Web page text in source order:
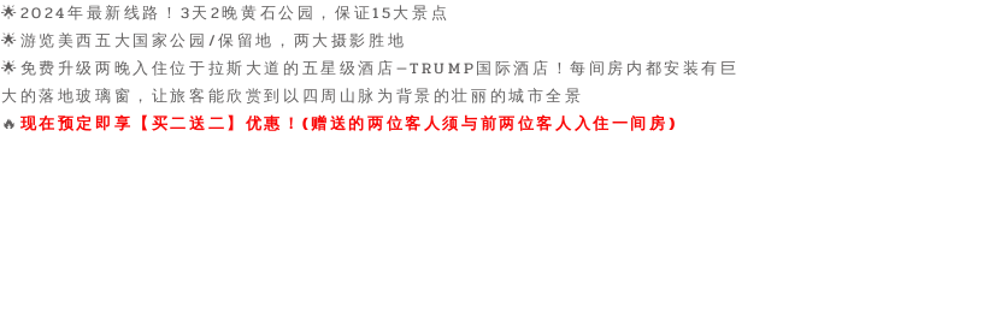
🌟2024年最新线路！3天2晚黄石公园，保证15大景点
🌟游览美西五大国家公园/保留地，两大摄影胜地
🌟免费升级两晚入住位于拉斯大道的五星级酒店—TRUMP国际酒店！每间房内都安装有巨
大的落地玻璃窗，让旅客能欣赏到以四周山脉为背景的壮丽的城市全景
​🔥 现在预定即享【买二送二】优惠！(赠送的两位客人须与前两位客人入住一间房)